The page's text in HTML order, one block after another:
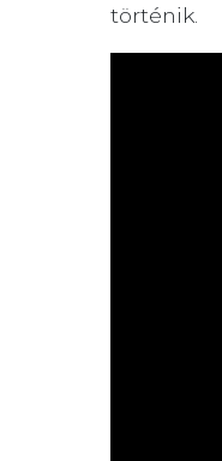
történik.